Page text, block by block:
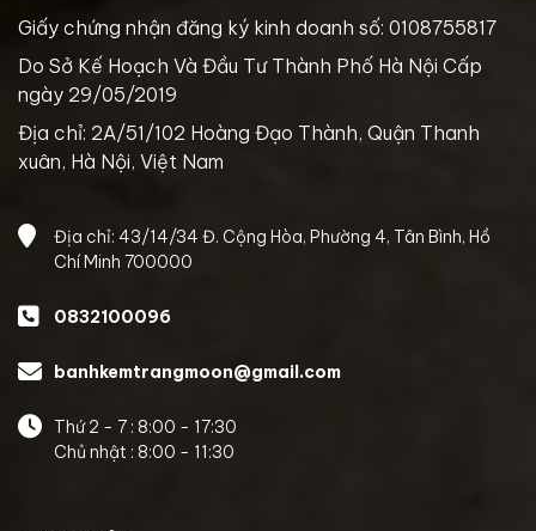
Giấy chứng nhận đăng ký kinh doanh số: 0108755817
Do Sở Kế Hoạch Và Đầu Tư Thành Phố Hà Nội Cấp
ngày 29/05/2019
Địa chỉ: 2A/51/102 Hoàng Đạo Thành, Quận Thanh
xuân, Hà Nội, Việt Nam
Địa chỉ: 43/14/34 Đ. Cộng Hòa, Phường 4, Tân Bình, Hồ
Chí Minh 700000
0832100096
banhkemtrangmoon@gmail.com
Thứ 2 - 7 : 8:00 - 17:30
Chủ nhật : 8:00 - 11:30